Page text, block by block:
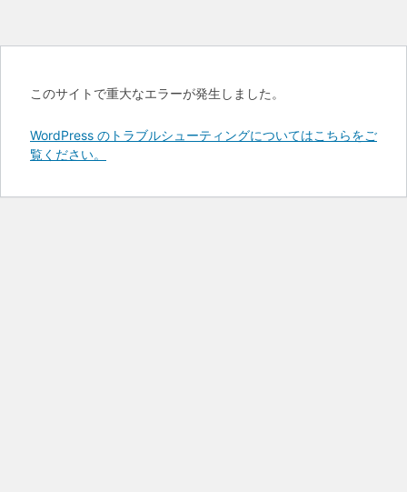
このサイトで重大なエラーが発生しました。
WordPress のトラブルシューティングについてはこちらをご
覧ください。